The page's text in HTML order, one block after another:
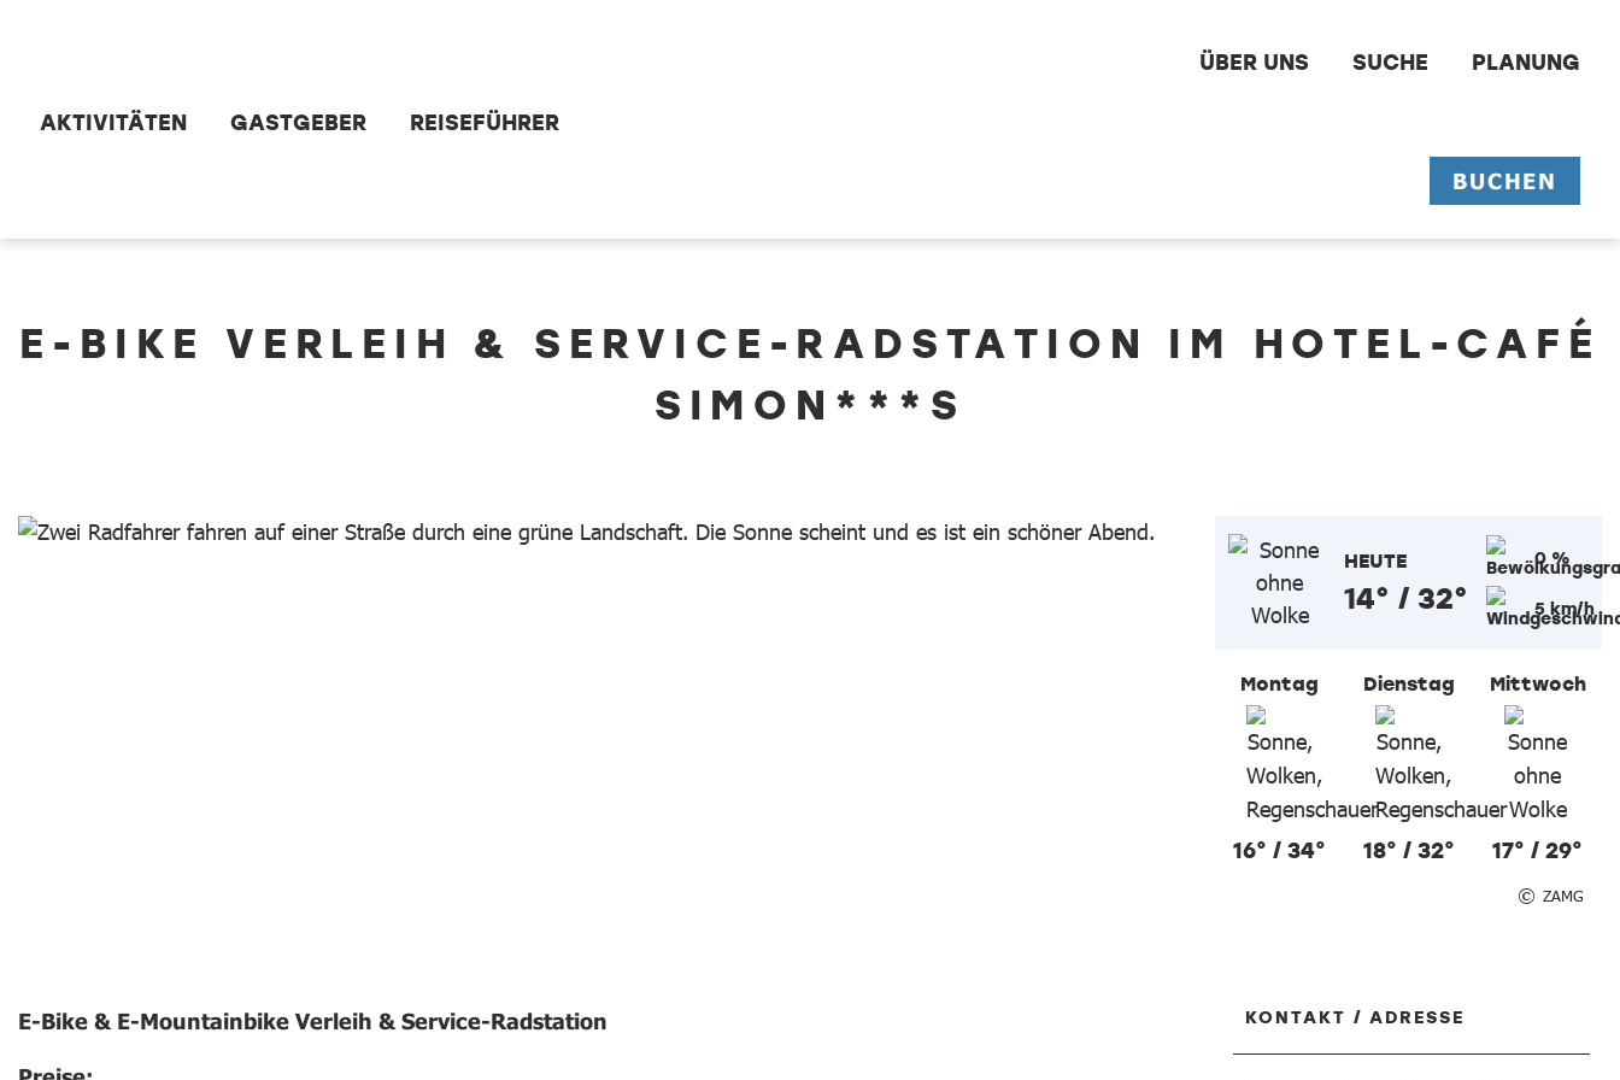
AKTIVITÄTEN GASTGEBER REISEFÜHRER
ÜBER UNS SUCHE PLANUNG
BUCHEN
E-BIKE VERLEIH & SERVICE-RADSTATION IM HOTEL-CAFÉ
SIMON***S
HEUTE
14° / 32°
0 %
5 km/h
Montag
16° / 34°
Dienstag
18° / 32°
Mittwoch
17° / 29°
ZAMG
E-Bike & E-Mountainbike Verleih & Service-Radstation KONTAKT / ADRESSE